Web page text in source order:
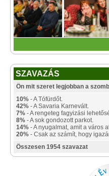
SZAVAZÁS
Ön mit szeret legjobban a
10% - A Tófürdőt.
42% - A Savaria Karnevált.
7% - A rengeteg fagyizási
8% - A sok gondozott parkot.
14% - A nyugalmat, amit a város
20% - Csak az számít, hogy
Összesen 1954 szavazat